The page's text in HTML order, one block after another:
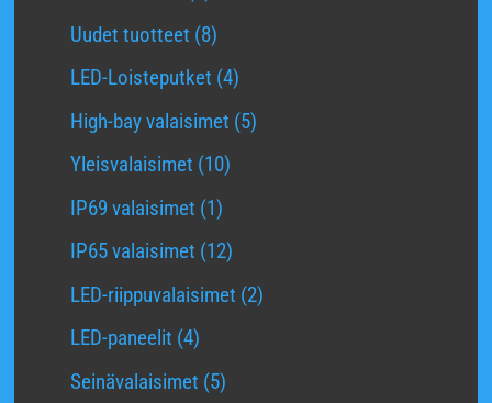
tuotetta
Uudet tuotteet 88
tuotetta
LED-Loisteputket 44
tuotetta
High-bay valaisimet 55
Yleisvalaisimet 1010
IP69 valaisimet 11
tuote
IP65 valaisimet 1212
tuotetta
LED-riippuvalaisimet 22
LED-paneelit 44
tuotetta
Seinävalaisimet 55